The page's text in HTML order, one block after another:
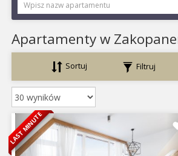
Apartamenty w
Sortuj Filtruj
Previous
LAST MINUTE